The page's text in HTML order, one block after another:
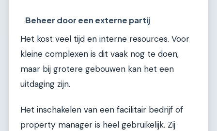
Beheer door een externe partij
Het kost veel tijd en interne resources. Voor
kleine complexen is dit vaak nog te doen,
maar bij grotere gebouwen kan het een
uitdaging zijn.
Het inschakelen van een facilitair bedrijf of
property manager is heel gebruikelijk. Zij